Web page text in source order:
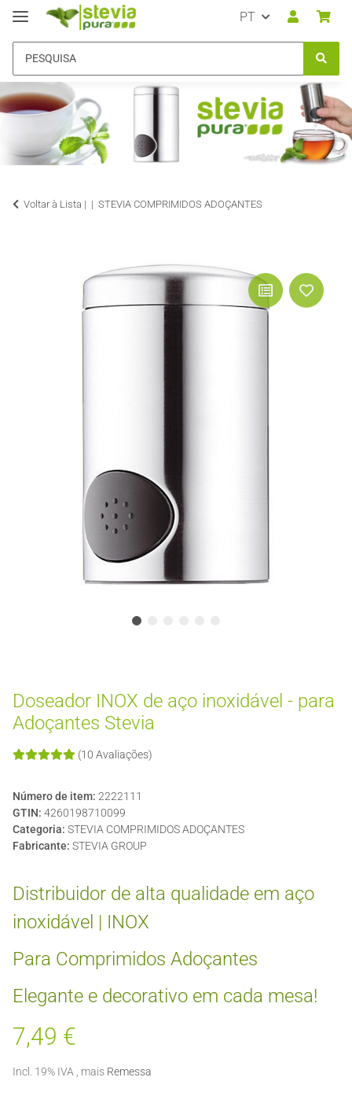
PT
Voltar à Lista | STEVIA COMPRIMIDOS ADOÇANTES
Doseador INOX de aço inoxidável - para
Adoçantes Stevia
(10 Avaliações)
Número de item: 2222111
GTIN: 4260198710099
Categoria: STEVIA COMPRIMIDOS ADOÇANTES
Fabricante: STEVIA GROUP
Distribuidor de alta qualidade em aço
inoxidável | INOX
Para Comprimidos Adoçantes
Elegante e decorativo em cada mesa!
7,49 €
Incl. 19% IVA , mais Remessa